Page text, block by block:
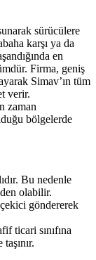
sürücülere
karşı ya da
en
Firma, geniş
Simav’ın tüm
verir.
zaman
bölgelerde
Bu nedenle
olabilir.
göndererek
ticari sınıfına